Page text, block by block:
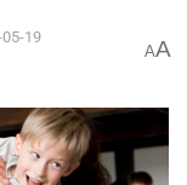
19
AA